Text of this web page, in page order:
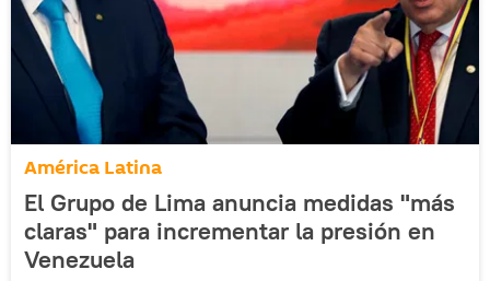
América Latina
El Grupo de Lima anuncia medidas "más
claras" para incrementar la presión en
Venezuela